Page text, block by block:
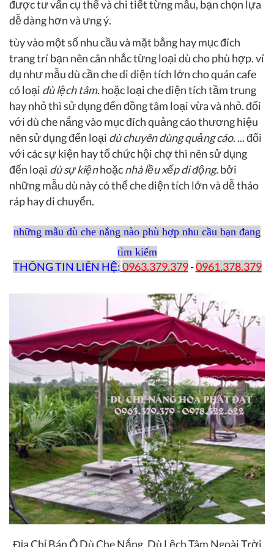
được tư vấn cụ thể và chi tiết từng mẫu, bạn chọn lựa
dễ dàng hơn và ưng ý.
tùy vào một số nhu cầu và mặt bằng hay mục đích
trang trí bạn nên cân nhắc từng loại dù cho phù hợp. ví
dụ như mẫu dù cần che di diện tích lớn cho quán cafe
có loại dù lệch tâm. hoặc loại che diện tích tầm trung
hay nhỏ thì sử dụng đến đồng tâm loại vừa và nhỏ. đối
với dù che nắng vào mục đích quảng cáo thương hiệu
nên sử dụng đến loại dù chuyên dùng quảng cáo. ... đối
với các sự kiện hay tổ chức hội chợ thì nên sử dụng
đến loại dù sự kiệnhoặcnhà lều xếp di động.bởi
những mẫu dù này có thể che diện tích lớn và dễ tháo
ráp hay di chuyển.
những mẫu dù che nắng nào phù hợp nhu cầu bạn đang
tìm kiếm
THÔNG TIN LIÊN HỆ:0963.379.379-0961.378.379
Địa Chỉ Bán Ô Dù Che Nắng, Dù Lệch Tâm Ngoài Trời